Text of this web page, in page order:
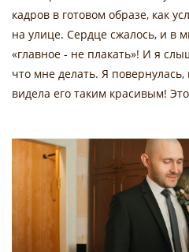
кадров в готовом образе, как
на улице. Сердце сжалось, и в
«главное - не плакать»! И я
что мне делать. Я
видела его таким красивым!